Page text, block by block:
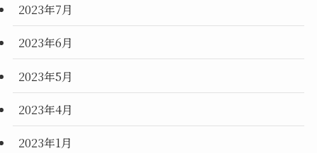
2023年7月
2023年6月
2023年5月
2023年4月
2023年1月